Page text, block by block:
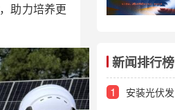
助力培养更
新闻排行榜
1